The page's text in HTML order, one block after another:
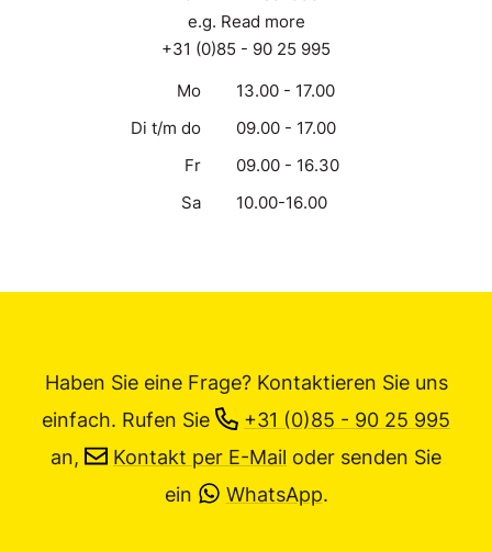
e.g. Read more
+31 (0)85 - 90 25 995
Mo
13.00 - 17.00
Di t/m do
09.00 - 17.00
Fr
09.00 - 16.30
Sa
10.00-16.00
Haben Sie eine Frage? Kontaktieren Sie uns
einfach. Rufen Sie
+31 (0)85 - 90 25 995
an,
Kontakt per E-Mail oder senden Sie
ein
WhatsApp.